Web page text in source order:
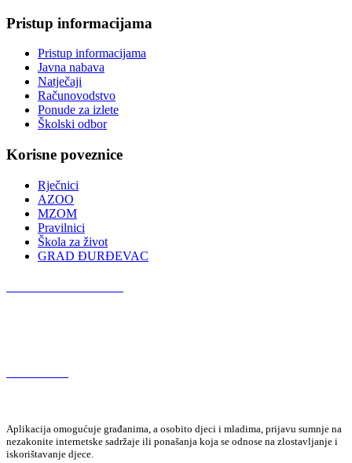
Pristup informacijama
Pristup informacijama
Javna nabava
Natječaji
Računovodstvo
Ponude za izlete
Školski odbor
Korisne poveznice
Rječnici
AZOO
MZOM
Pravilnici
Škola za život
GRAD ĐURĐEVAC
Aplikacija omogućuje građanima, a osobito djeci i mladima, prijavu sumnje na
nezakonite internetske sadržaje ili ponašanja koja se odnose na zlostavljanje i
iskorištavanje djece.